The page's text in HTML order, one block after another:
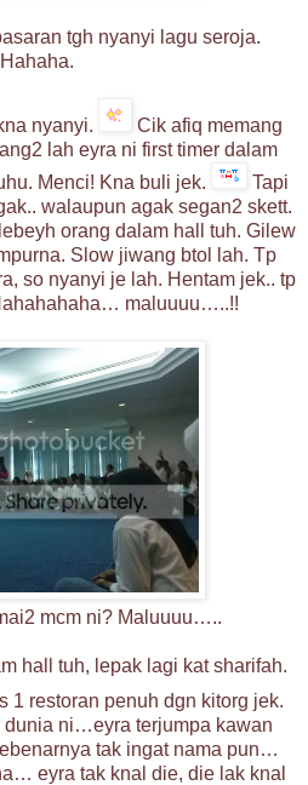
tgh nyanyi lagu seroja.
Hahaha.
nyanyi.
Cik afiq memang
lah eyra ni first timer dalam
Menci! Kna buli jek.
Tapi
walaupun agak segan2 skett.
orang dalam hall tuh. Gilew
Slow jiwang btol lah. Tp
so nyanyi je lah. Hentam jek.. tp
maluuuu…..!!
mcm ni? Maluuuu…..
hall tuh, lepak lagi kat sharifah.
1 restoran penuh dgn kitorg jek.
dunia ni…eyra terjumpa kawan
tak ingat nama pun…
eyra tak knal die, die lak knal